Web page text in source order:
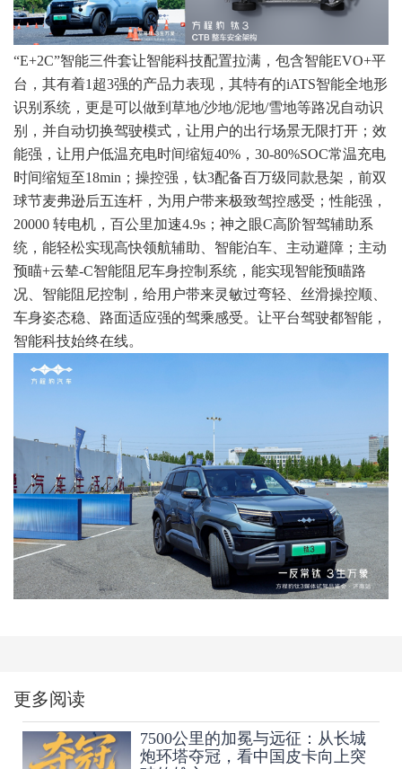
“E+2C”智能三件套让智能科技配置拉满，包含智能EVO+平
台，其有着1超3强的产品力表现，其特有的iATS智能全地形
识别系统，更是可以做到草地/沙地/泥地/雪地等路况自动识
别，并自动切换驾驶模式，让用户的出行场景无限打开；效
能强，让用户低温充电时间缩短40%，30-80%SOC常温充电
时间缩短至18min；操控强，钛3配备百万级同款悬架，前双
球节麦弗逊后五连杆，为用户带来极致驾控感受；性能强，
20000 转电机，百公里加速4.9s；神之眼C高阶智驾辅助系
统，能轻松实现高快领航辅助、智能泊车、主动避障；主动
预瞄+云辇-C智能阻尼车身控制系统，能实现智能预瞄路
况、智能阻尼控制，给用户带来灵敏过弯轻、丝滑操控顺、
车身姿态稳、路面适应强的驾乘感受。让平台驾驶都智能，
智能科技始终在线。
更多阅读
7500公里的加冕与远征：从长城
炮环塔夺冠，看中国皮卡向上突